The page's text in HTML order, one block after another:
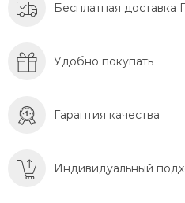
Бесплатная
Удобно покупать
Гарантия качества
Индивидуальный